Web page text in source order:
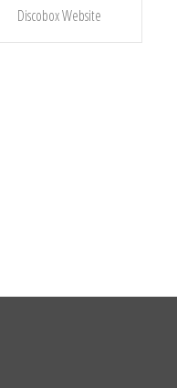
Discobox Website